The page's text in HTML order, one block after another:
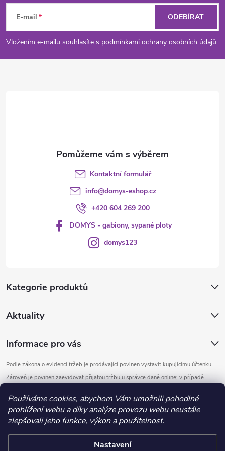
Používáme cookies, abychom Vám umožnili pohodlné
prohlížení webu a díky analýze provozu webu neustále
zlepšovali jeho funkce, výkon a použitelnost.
Nastavení
v
p
a
E-mail
Vložením e-mailu souhlasíte s podmínkami ochrany osobních údajů
ODEBÍRAT
Kategorie produktů
Aktuality
Informace pro vás
Podle zákona o evidenci tržeb je prodávající povinen vystavit kupujícímu účtenku.
Zároveň je povinen zaevidovat přijatou tržbu u správce daně online; v případě
Kontaktní formulář
info@domys-eshop.cz
+420 604 269 200
DOMYS - gabiony, sypané ploty
domys123
Vytvořil Shoptet
Copyright 2026DOMYS. Všechna práva vyhrazena.